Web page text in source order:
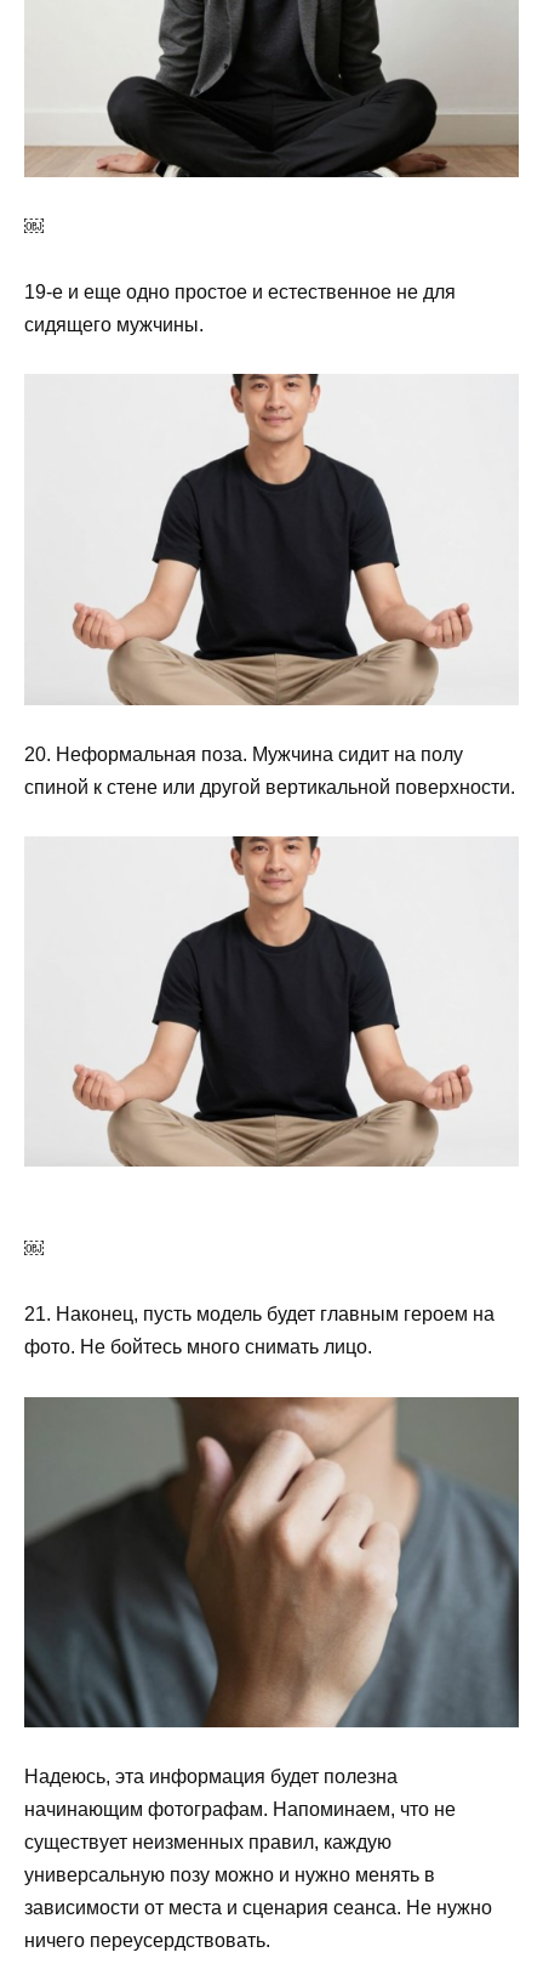
￼
19-е и еще одно простое и естественное не для
сидящего мужчины.
20. Неформальная поза. Мужчина сидит на полу
спиной к стене или другой вертикальной поверхности.
￼
21. Наконец, пусть модель будет главным героем на
фото. Не бойтесь много снимать лицо.
Надеюсь, эта информация будет полезна
начинающим фотографам. Напоминаем, что не
существует неизменных правил, каждую
универсальную позу можно и нужно менять в
зависимости от места и сценария сеанса. Не нужно
ничего переусердствовать.